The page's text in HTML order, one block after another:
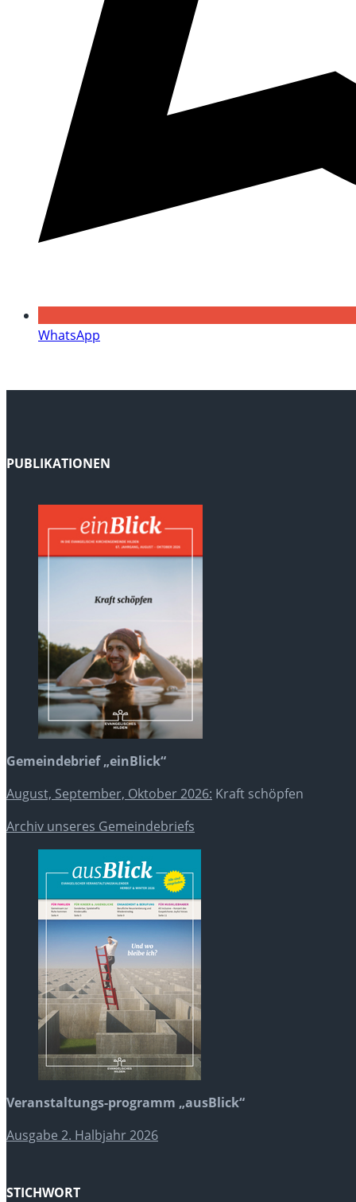
WhatsApp
PUBLIKATIONEN
Gemeindebrief „einBlick“
August, September, Oktober 2026: Kraft schöpfen
Archiv unseres Gemeindebriefs
Veranstaltungs-programm „ausBlick“
Ausgabe 2. Halbjahr 2026
STICHWORT